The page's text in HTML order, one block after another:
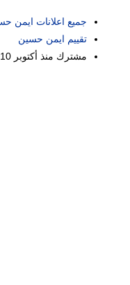
جميع اعلانات ايمن
تقييم ايمن حسين
مشترك منذ أكتوبر 2010